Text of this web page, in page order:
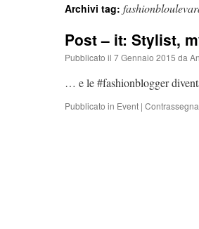
contenuto
Archivi tag:
Post – it: Stylist,
Pubblicato il 7 Gennaio 2015 da
… e le #fashionblogger
Pubblicato in Event |